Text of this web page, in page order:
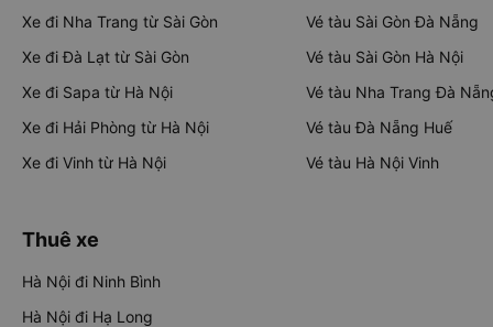
Xe đi Nha Trang từ Sài Gòn
Xe đi Đà Lạt từ Sài Gòn
Xe đi Sapa từ Hà Nội
Xe đi Hải Phòng từ Hà Nội
Xe đi Vinh từ Hà Nội
Vé tàu Sài Gòn Đà Nẵng
Vé tàu Sài Gòn Hà Nội
Vé tàu Nha Trang Đà
Vé tàu Đà Nẵng Huế
Vé tàu Hà Nội Vinh
Thuê xe
Hà Nội đi Ninh Bình
Hà Nội đi Hạ Long